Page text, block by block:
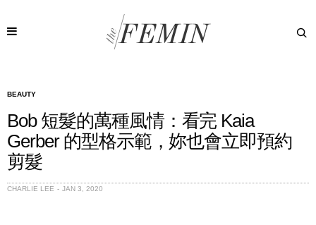
BEAUTY
Bob 短髮的萬種風情：看完 Kaia
Gerber 的型格示範，妳也會立即預約
剪髮
CHARLIE LEE JAN 3, 2020